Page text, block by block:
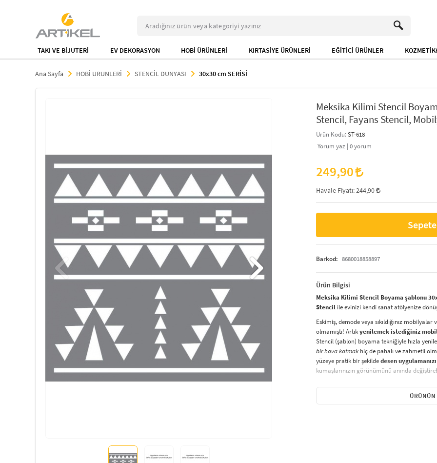
TAKI VE BİJUTERİ EV DEKORASYON HOBİ ÜRÜNLERİ KIRTASİYE ÜRÜNLERİ EĞİTİCİ ÜRÜNLER
Ana Sayfa HOBİ ÜRÜNLERİ STENCİL DÜNYASI 30x30 cm SERİSİ
Meksika Kilimi Stencil
Stencil, Fayans Stencil,
Ürün Kodu:ST-618
Yorum yaz | 0yorum
249,90
Havale Fiyatı:244,90
Barkod: 8680018858897
Ürün Bilgisi
Meksika Kilimi Stencil Boyama şablonu
Stencil ile evinizi kendi sanat atölyenize
Eskimiş, demode veya sıkıldığınız
olmamıştı! Artıkyenilemek istediğiniz
Stencil (şablon) boyama tekniğiyle hızla
bir hava katmak hiç de pahalı ve zahmetli
yüzeye pratik bir şekildedesen uygulamanızı
kumaşlarınızın görünümünü anında
sabitleyip, istediğiniz renklerle boyama
boyama seti ile yaratıcı projeler
tekniği, her türlü yüzeyde
ÜRÜNÜN